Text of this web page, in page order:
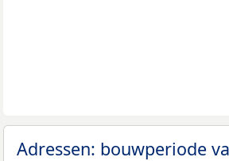
Adressen: bouwperiode